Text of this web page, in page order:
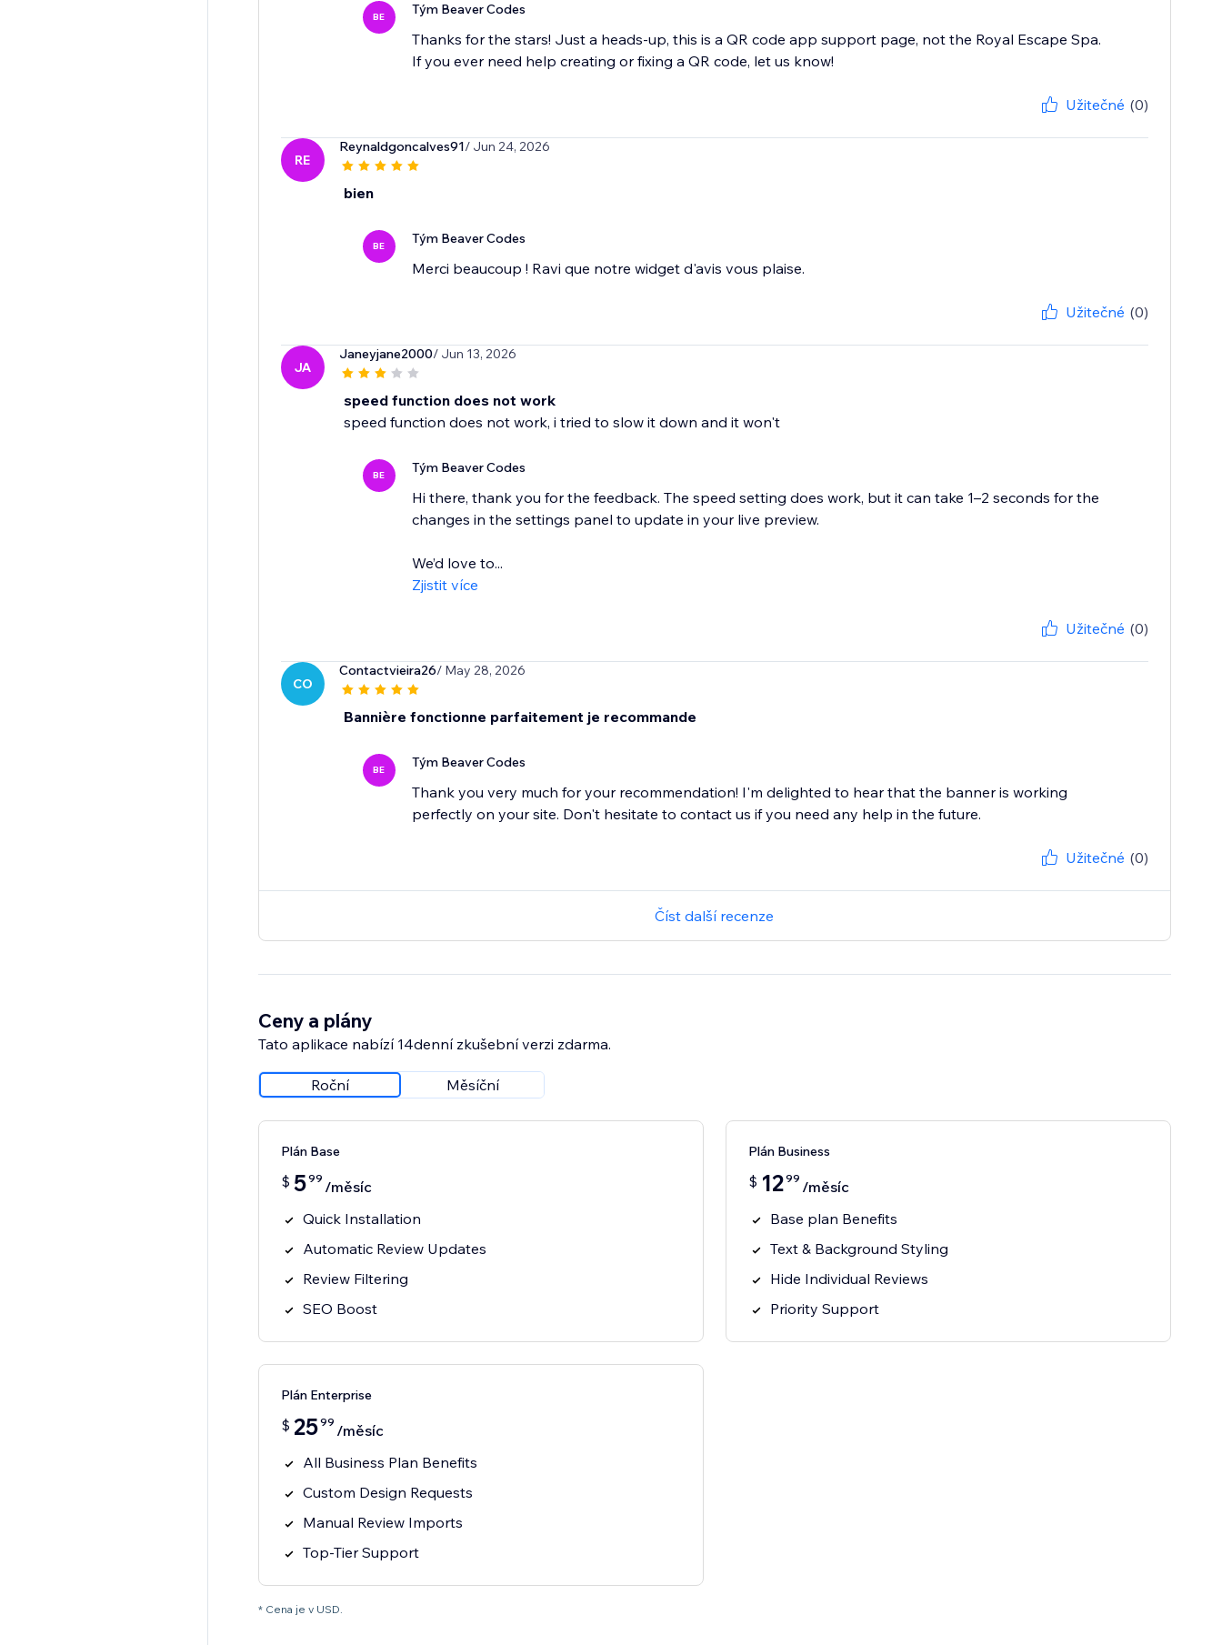
BE Tým Beaver Codes
Thanks for the stars! Just a heads-up, this is a QR code app support page, not the Royal Escape Spa.
If you ever need help creating or fixing a QR code, let us know!
Užitečné (0)
RE
Reynaldgoncalves91/ Jun 24, 2026
bien
BE Tým Beaver Codes
Merci beaucoup ! Ravi que notre widget d'avis vous plaise.
Užitečné (0)
JA
Janeyjane2000/ Jun 13, 2026
speed function does not work
speed function does not work, i tried to slow it down and it won't
BE Tým Beaver Codes
Hi there, thank you for the feedback. The speed setting does work, but it can take 1–2 seconds for the
changes in the settings panel to update in your live preview.
We’d love to...
Zjistit více
Užitečné (0)
CO
Contactvieira26/ May 28, 2026
Bannière fonctionne parfaitement je recommande
BE Tým Beaver Codes
Thank you very much for your recommendation! I'm delighted to hear that the banner is working
perfectly on your site. Don't hesitate to contact us if you need any help in the future.
Užitečné (0)
Číst další recenze
Ceny a plány
Tato aplikace nabízí 14denní zkušební verzi zdarma.
Roční Měsíční
Plán Base
$ 599 /měsíc
Quick Installation
Automatic Review Updates
Review Filtering
SEO Boost
Plán Business
$ 1299 /měsíc
Base plan Benefits
Text & Background Styling
Hide Individual Reviews
Priority Support
Plán Enterprise
$ 2599 /měsíc
All Business Plan Benefits
Custom Design Requests
Manual Review Imports
Top-Tier Support
* Cena je v USD.